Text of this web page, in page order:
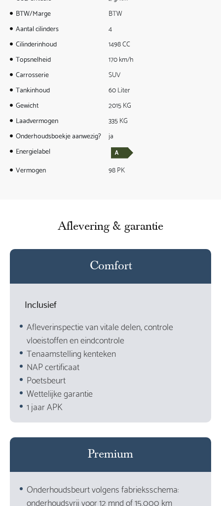
BTW/Marge
BTW
Aantal cilinders
4
Cilinderinhoud
1498 CC
Topsnelheid
170 km/h
Carrosserie
SUV
Tankinhoud
60 Liter
Gewicht
2015 KG
Laadvermogen
335 KG
Onderhoudsboekje aanwezig?
ja
Energielabel
Vermogen
98 PK
Aflevering & garantie
Comfort
Inclusief
Afleverinspectie van vitale delen, controle
vloeistoffen en eindcontrole
Tenaamstelling kenteken
NAP certificaat
Poetsbeurt
Wettelijke garantie
1 jaar APK
Premium
Onderhoudsbeurt volgens fabrieksschema:
onderhoudsvrij voor 12 mnd of 15.000 km